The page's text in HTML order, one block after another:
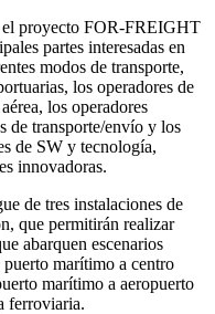
el proyecto FOR-FREIGHT
partes interesadas en
modos de transporte,
los operadores de
los operadores
de transporte/envío y los
de SW y tecnología,
innovadoras.
de tres instalaciones de
que permitirán realizar
abarquen escenarios
puerto marítimo a centro
marítimo a aeropuerto
ferroviaria.